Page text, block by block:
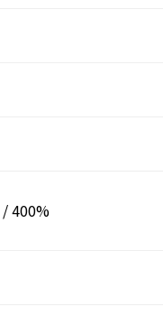
/400%